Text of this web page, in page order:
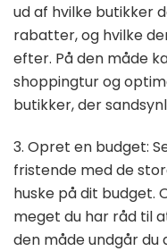
ud af hvilke butikker
rabatter, og hvilke
efter. På den måde
shoppingtur og
butikker, der
3. Opret en budget:
fristende med de
huske på dit budget.
meget du har råd til
den måde undgår du